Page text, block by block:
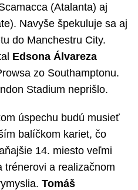
(Atalanta) aj
Navyše špekuluje sa aj
do Manchestru City.
Edsona Álvareza
zo Southamptonu.
Stadium neprišlo.
úspechu budú musieť
balíčkom kariet, čo
14. miesto veľmi
trénerovi a realizačnom
Tomáš